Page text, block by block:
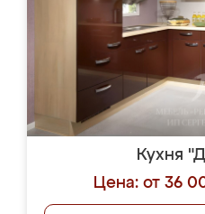
Кухня
Цена: от 36